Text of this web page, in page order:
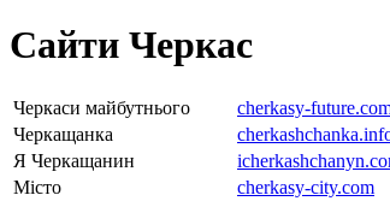
Сайти Черкас
Черкаси майбутнього
cherkasy-
Черкащанка
Я Черкащанин
Місто
cherkasy-city.com